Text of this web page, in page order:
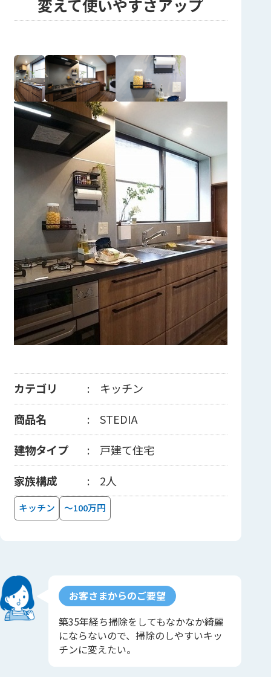
変えて使いやすさアップ
カテゴリ
キッチン
商品名
STEDIA
建物タイプ
戸建て住宅
家族構成
2人
キッチン ～100万円
お客さまからのご要望
築35年経ち掃除をしてもなかなか綺麗
にならないので、掃除のしやすいキッ
チンに変えたい。